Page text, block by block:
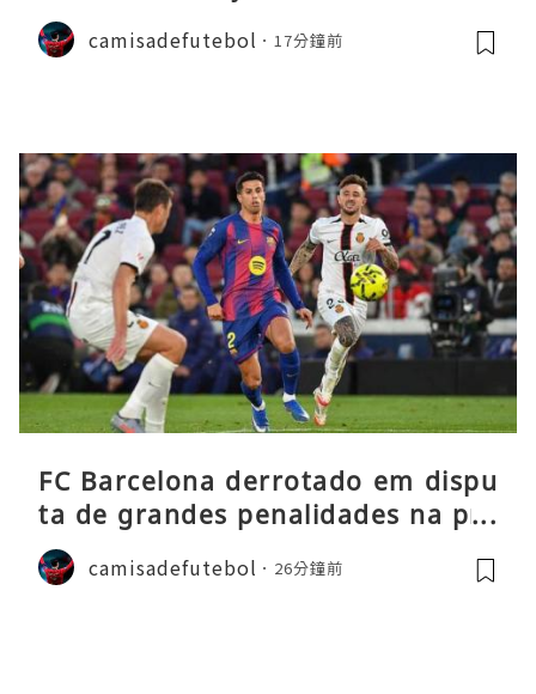
camisadefutebol 17分鐘前
FC Barcelona derrotado em dispu
ta de grandes penalidades na pré
-época
camisadefutebol 26分鐘前